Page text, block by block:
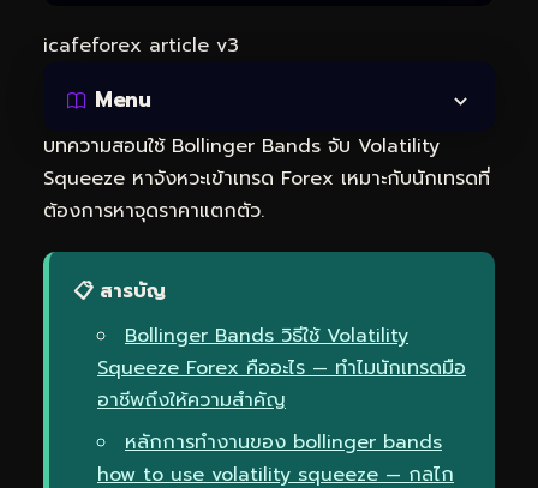
icafeforex article v3
Menu
บทความสอนใช้ Bollinger Bands จับ Volatility
Squeeze หาจังหวะเข้าเทรด Forex เหมาะกับนักเทรดที่
ต้องการหาจุดราคาแตกตัว.
📋 สารบัญ
Bollinger Bands วิธีใช้ Volatility
Squeeze Forex คืออะไร — ทำไมนักเทรดมือ
อาชีพถึงให้ความสำคัญ
หลักการทำงานของ bollinger bands
how to use volatility squeeze — กลไก